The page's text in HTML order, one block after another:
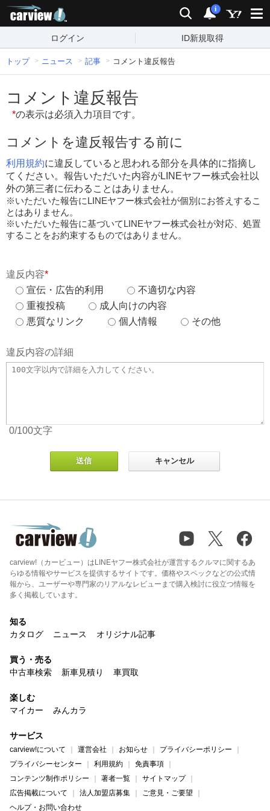
検索 通知
i
ログイン ID新規取得
トップ ニュース 記事 コメント違反報告
コメント違反報告
*の表示は必須入力項目です。
コメントを違反報告する前に
利用規約に違反していると思われる部分を具体的に指摘し
てください。報告いただいた内容がLINEヤフー株式会社以
外の第三者に伝わることはありません。
※いただいた報告にLINEヤフー株式会社が個別にお答えするこ
とはありません。
※いただいた報告に基づいてLINEヤフー株式会社が対応、処置
することをお約束するものではありません。
違反内容*
宣伝・広告的利用
不適切な内容
重複投稿
成人向けの内容
悪質なリンク
個人情報 その他
違反内容の詳細
0/100文字
carview!（カービュー）はLINEヤフー株式会社が運営するクルマに関するあ
らゆる情報やサービスを提供するサイトです。価格やスペックなどの公式情
報から、ユーザーや専門家のリアルなレビューまで購入検討に役立つ情報を
多く掲載しています。
知る
カタログ
ニュース オリジナル記事
買う・売る
中古車検索
新車見積り 車買取
楽しむ
マイカー
みんカラ
サービス
carview!について 運営会社 お知らせ
プライバシーポリシー
プライバシーセンター
利用規約
免責事項
コンテンツ制作ポリシー
著者一覧
サイトマップ
広告掲載について
法人加盟店募集
ご意見・ご要望
ヘルプ・お問い合わせ